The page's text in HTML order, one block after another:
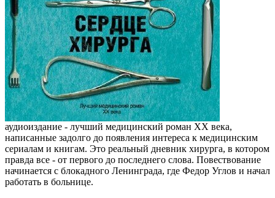
аудиоиздание - лучший медицинский роман XX века,
написанные задолго до появления интереса к медицинским
сериалам и книгам. Это реальный дневник хирурга, в котором
правда все - от первого до последнего слова. Повествование
начинается с блокадного Ленинграда, где Федор Углов и начал
работать в больнице.